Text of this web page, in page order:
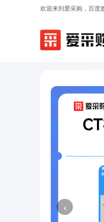
欢迎来到爱采购，百度
‹